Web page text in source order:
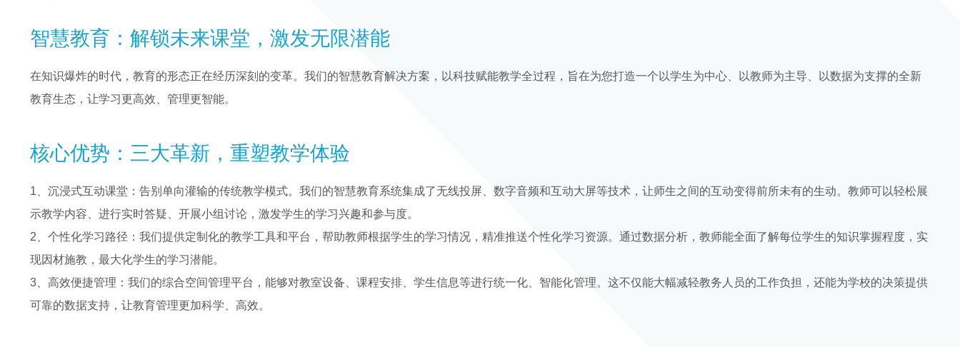
智慧教育：解锁未来课堂，激发无限潜能
在知识爆炸的时代，教育的形态正在经历深刻的变革。我们的智慧教育解决方案，以科技赋能教学全过程，旨在为您打造一个以学生为中心、以教师为主导、以数据为支撑的全新
教育生态，让学习更高效、管理更智能。
核心优势：三大革新，重塑教学体验
1、沉浸式互动课堂：告别单向灌输的传统教学模式。我们的智慧教育系统集成了无线投屏、数字音频和互动大屏等技术，让师生之间的互动变得前所未有的生动。教师可以轻松展
示教学内容、进行实时答疑、开展小组讨论，激发学生的学习兴趣和参与度。
2、个性化学习路径：我们提供定制化的教学工具和平台，帮助教师根据学生的学习情况，精准推送个性化学习资源。通过数据分析，教师能全面了解每位学生的知识掌握程度，实
现因材施教，最大化学生的学习潜能。
3、高效便捷管理：我们的综合空间管理平台，能够对教室设备、课程安排、学生信息等进行统一化、智能化管理。这不仅能大幅减轻教务人员的工作负担，还能为学校的决策提供
可靠的数据支持，让教育管理更加科学、高效。